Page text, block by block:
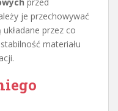
je przechowywać
przez co
materiału